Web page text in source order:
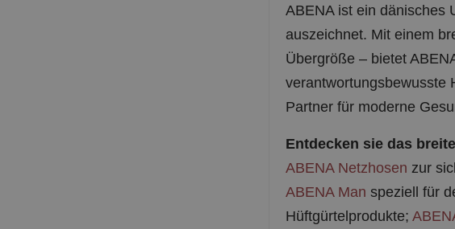
ABENA ist ein dänisches
auszeichnet. Mit einem
Übergröße – bietet
verantwortungsbewusste
Partner für moderne
Entdecken sie das
ABENA Netzhosen zur
ABENA Man speziell für
Hüftgürtelprodukte;